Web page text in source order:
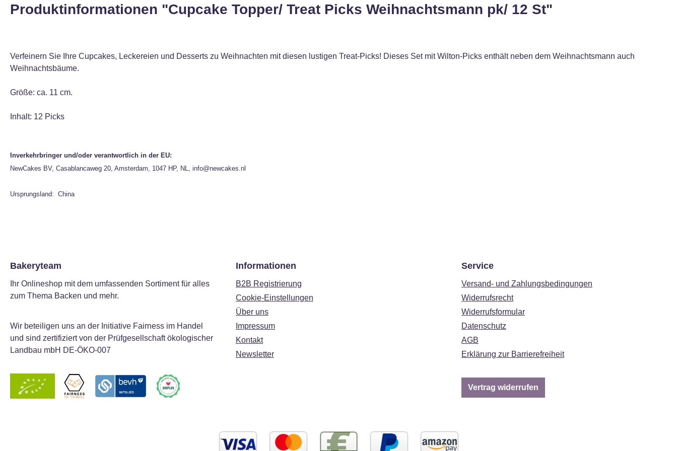
Produktinformationen "Cupcake Topper/ Treat Picks Weihnachtsmann pk/ 12 St"
Verfeinern Sie Ihre Cupcakes, Leckereien und Desserts zu Weihnachten mit diesen lustigen Treat-Picks! Dieses Set mit Wilton-Picks enthält neben dem Weihnachtsmann auch
Weihnachtsbäume.
Größe: ca. 11 cm.
Inhalt: 12 Picks
Inverkehrbringer und/oder verantwortlich in der EU:
NewCakes BV, Casablancaweg 20, Amsterdam, 1047 HP, NL, info@newcakes.nl
Ursprungsland: China
Bakeryteam
Ihr Onlineshop mit dem umfassenden Sortiment für alles
zum Thema Backen und mehr.
Wir beteiligen uns an der Initiative Fairness im Handel
und sind zertifiziert von der Prüfgesellschaft ökologischer
Landbau mbH DE-ÖKO-007
Informationen
B2B Registrierung
Cookie-Einstellungen
Über uns
Impressum
Kontakt
Newsletter
Service
Versand- und Zahlungsbedingungen
Widerrufsrecht
Widerrufsformular
Datenschutz
AGB
Erklärung zur Barrierefreiheit
Vertrag widerrufen